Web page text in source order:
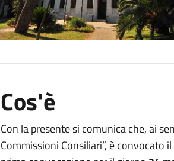
Cos'è
Con la presente si comunica che, ai
Commissioni Consiliari”, è convocato